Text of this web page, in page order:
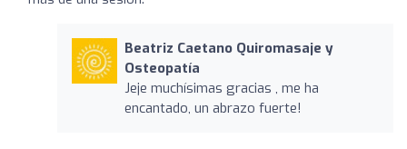
Beatriz Caetano Quiromasaje y
Osteopatía
Jeje muchísimas gracias , me ha
encantado, un abrazo fuerte!